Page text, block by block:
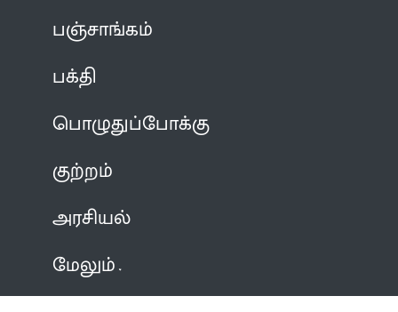
பஞ்சாங்கம்
பக்தி
பொழுதுப்போக்கு
குற்றம்
அரசியல்
மேலும்